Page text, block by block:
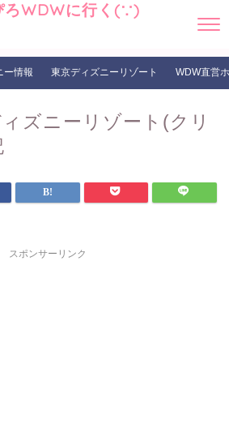
ろWDWに行く(∵)
ー情報 東京ディズニーリゾート WDW直営
ズニーリゾート(クリ
スポンサーリンク